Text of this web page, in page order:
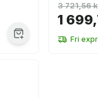
1
3 721,56
Fri